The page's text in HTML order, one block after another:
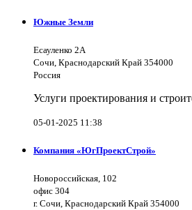
Южные Земли
Есауленко 2А
Сочи, Краснодарский Край 354000
Россия
Услуги проектирования и
05-01-2025 11:38
Компания «ЮгПроектСтрой»
Новороссийская, 102
офис 304
г. Сочи, Краснодарский Край 354000